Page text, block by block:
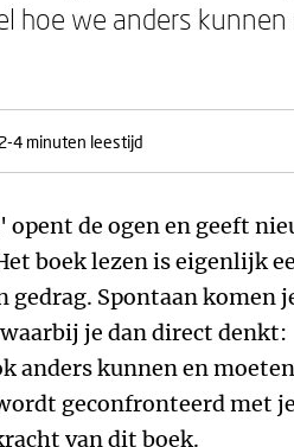
hoe we anders
2-4 minuten leestijd
de ogen en geeft
boek lezen is eigenlijk
Spontaan komen
je dan direct denkt:
anders kunnen en moeten
geconfronteerd met je
van dit boek.